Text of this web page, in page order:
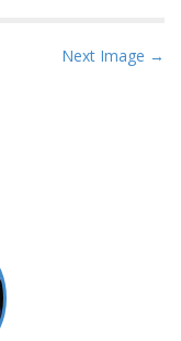
Next Image →